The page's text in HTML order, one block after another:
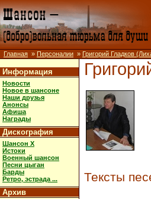
Главная » Персоналии » Григорий Гладков
Информация
Новости
Новое в шансоне
Наши друзья
Анонсы
Афиша
Награды
Дискография
Шансон X
Истоки
Военный шансон
Песни цыган
Барды
Ретро, эстрада ...
Архив
Тексты